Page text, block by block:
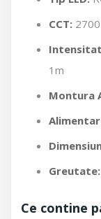
CCT:
1m
Montura
Greutate:
Ce contine